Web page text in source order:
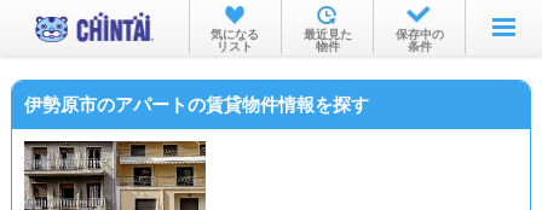
お部屋を探す
沿線・駅から
気になる
リスト
最近見た
物件
保存中の
条件
伊勢原市のアパートの賃貸物件情報を探す